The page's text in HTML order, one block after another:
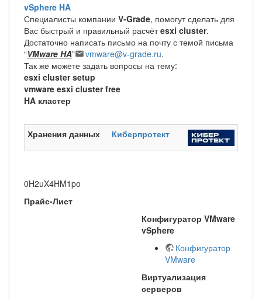
vSphere HA
Специалисты компании V-Grade, помогут сделать для
Вас быстрый и правильный расчётesxi cluster.
Достаточно написать письмо на почту с темой письма
“VMware HA” vmware@v-grade.ru.
Так же можете задать вопросы на тему:
esxi cluster setup
vmware esxi cluster free
HA кластер
Хранения данных Киберпротект
0H2uX4HM1po
Конфигуратор VMware
vSphere
Конфигуратор
VMware
Виртуализация
серверов
Прайс-Лист